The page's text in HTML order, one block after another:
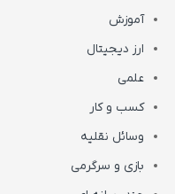
آموزش
ارز دیجیتال
علمی
کسب و کار
وسائل نقلیه
بازی و سرگرمی